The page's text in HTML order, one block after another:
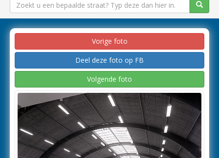
Vorige foto
Deel deze foto op FB
Volgende foto